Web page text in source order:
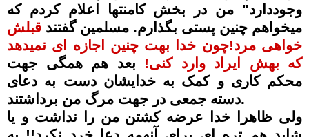
وجوددارد" من در بخش کامنتها اعلام کردم که
میخواهم چنین پستی بگذارم. مسلمین گفتند قبلش
خواهی مرد!چون خدا بهت چنین اجازه ای نمیدهد
که بهش ایراد وارد کنی! بعد هم همگی جهت
محکم کاری و کمک به خدایشان دست به دعای
دسته جمعی در جهت مرگ من برداشتند.
ولی ظاهرا خدا عرضه کشتن من را نداشت و یا